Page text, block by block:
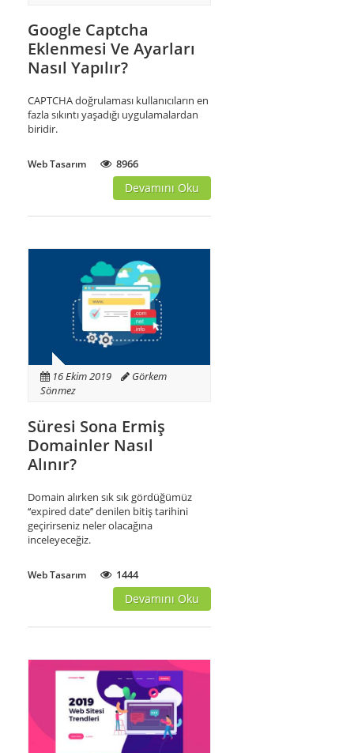
Google Captcha
Eklenmesi Ve Ayarları
Nasıl Yapılır?
CAPTCHA doğrulaması kullanıcıların en
fazla sıkıntı yaşadığı uygulamalardan
biridir.
Web Tasarım 8966
Devamını Oku
16 Ekim 2019
Görkem
Sönmez
Süresi Sona Ermiş
Domainler Nasıl
Alınır?
Domain alırken sık sık gördüğümüz
‘‘expired date’’ denilen bitiş tarihini
geçirirseniz neler olacağına
inceleyeceğiz.
Web Tasarım 1444
Devamını Oku